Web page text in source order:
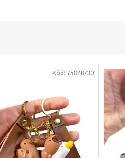
Kód: 75848/30